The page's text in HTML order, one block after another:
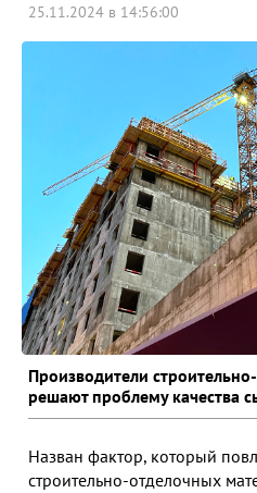
25.11.2024 в 14:56:00
Производители
решают проблему качества
Назван фактор, который
строительно-отделочных